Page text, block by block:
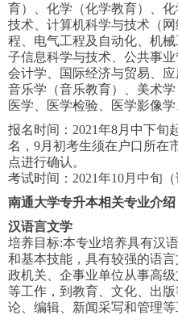
育）、 化学（化学教育）、 化
技术、 计算机科学与技术（网
程、 电气工程及自动化、 机械
子信息科学与技术、 公共事业
会计学、
国际经济与贸易、 应
音乐学（音乐教育）、 美术学
医学、医学检验、
医学影像
报名时间：2021年8月中下旬
名，9月初考生须在户口所在
点进行确认。
考试时间：2021年10月中旬（
南通大学专升本相关专业介绍
汉语言文学
培养目标:本专业培养具有汉
和基本技能，具有较强的语
政机关、企事业单位从事高
等工作，到教育、文化、出
论、编辑、新闻采写和管理等